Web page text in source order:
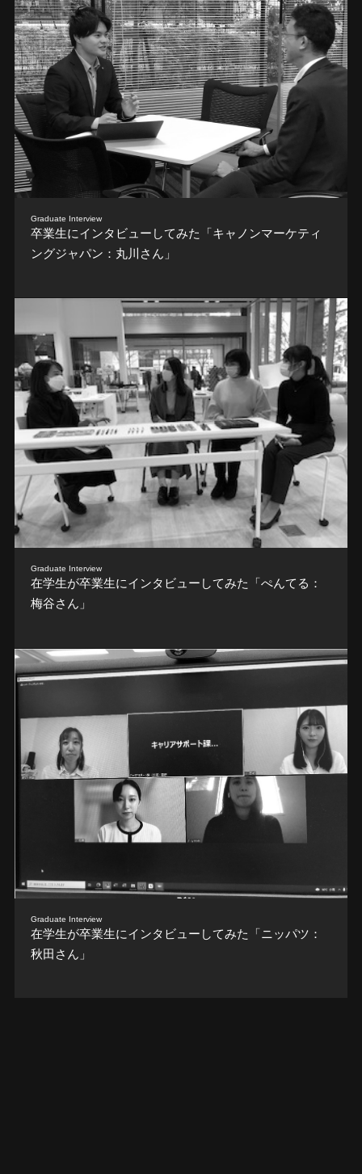
Graduate Interview
卒業生にインタビューしてみた「キャノンマーケティ
ングジャパン：丸川さん」
Graduate Interview
在学生が卒業生にインタビューしてみた「ぺんてる：
梅谷さん」
Graduate Interview
在学生が卒業生にインタビューしてみた「ニッパツ：
秋田さん」